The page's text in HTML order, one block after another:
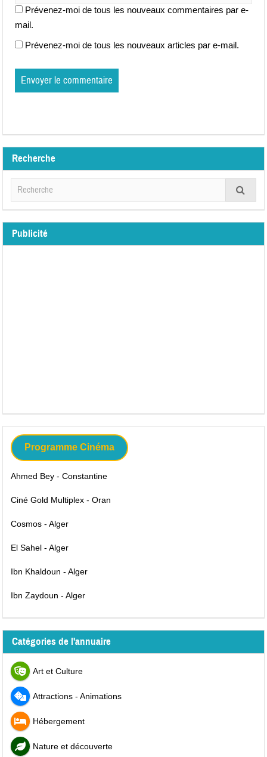
Prévenez-moi de tous les nouveaux commentaires par e-
mail.
Prévenez-moi de tous les nouveaux articles par e-mail.
Recherche
Publicité
Programme Cinéma
Ahmed Bey - Constantine
Ciné Gold Multiplex - Oran
Cosmos - Alger
El Sahel - Alger
Ibn Khaldoun - Alger
Ibn Zaydoun - Alger
Catégories de l'annuaire
Art et Culture
Attractions - Animations
Hébergement
Nature et découverte